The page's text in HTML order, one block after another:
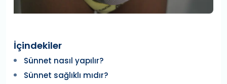
İçindekiler
Sünnet nasıl yapılır?
Sünnet sağlıklı mıdır?